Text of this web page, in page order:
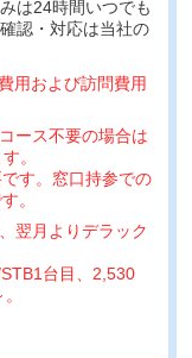
は24時間いつでも
認・対応は当社の
用および訪問費用
ース不要の場合は
。
す。窓口持参での
。
翌月よりデラック
台目、2,530